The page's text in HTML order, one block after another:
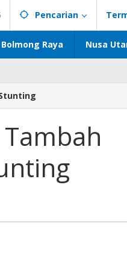
Pencarian
Bolmong Raya Nusa